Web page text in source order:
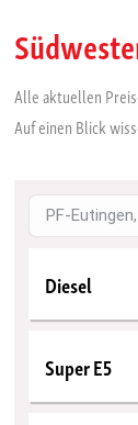
Hochleistungs-
bequem mit
weitläufigen
Wirkstoffen
tour.DIESEL+und
Extras
aus.
Alle aktuellen
Auf einen Blick
Diesel
Super E5